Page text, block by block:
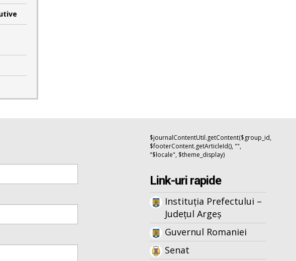
$journalContentUtil.getContent($group_id,
$footerContent.getArticleId(), "",
"$locale", $theme_display)
Link-uri rapide
Instituția Prefectului –
Județul Argeș
Guvernul Romaniei
Senat